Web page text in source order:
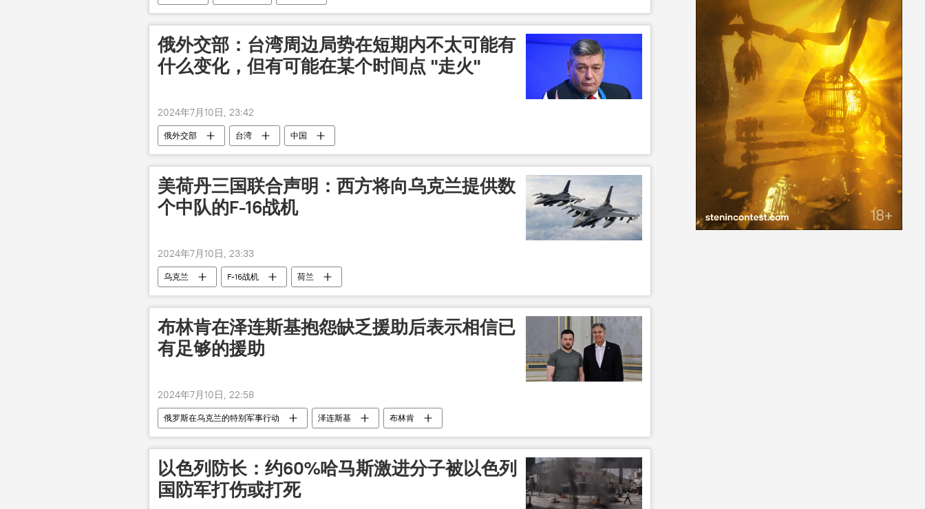
俄外交部：台湾周边局势在短期内不太可能有
什么变化，但有可能在某个时间点 "走火"
2024年7月10日, 23:42
俄外交部 台湾 中国
美荷丹三国联合声明：西方将向乌克兰提供数
个中队的F-16战机
2024年7月10日, 23:33
乌克兰 F-16战机 荷兰
布林肯在泽连斯基抱怨缺乏援助后表示相信已
有足够的援助
2024年7月10日, 22:58
俄罗斯在乌克兰的特别军事行动 泽连斯基 布林肯
以色列防长：约60%哈马斯激进分子被以色列
国防军打伤或打死